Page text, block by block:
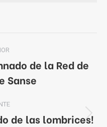
de la Red de
Sanse
de las lombrices!